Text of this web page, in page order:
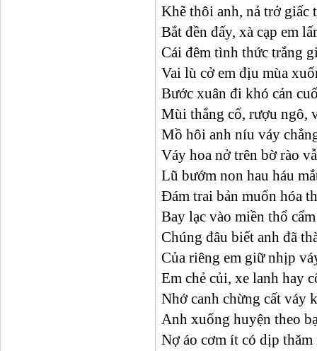
Khẽ thôi anh, nả trở giấc
Bắt đền đấy, xà cạp em
Cái đêm tình thức trắng
Vai lù cở em địu mùa
Bước xuân đi khó cản
Mùi thắng cố, rượu ngô,
Mồ hôi anh níu váy
Váy hoa nở trên bờ rào
Lũ bướm non hau háu
Đám trai bản muốn hóa
Bay lạc vào miền thổ
Chúng đâu biết anh đã
Của riêng em giữ nhịp
Em chẻ củi, xe lanh hay
Nhớ canh chừng cất váy
Anh xuống huyện theo
Nợ áo cơm ít có dịp thăm